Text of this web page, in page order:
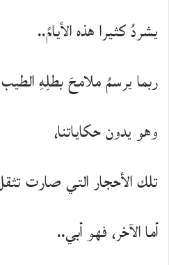
يشردُ كثيرا هذه الأيامً..
ربما يرسمُ ملامحَ بطلِهِ الطيب
وهو يدون حكاياتنا،
تلك الأحجار التي صارت
أما الآخر، فهو أبي..